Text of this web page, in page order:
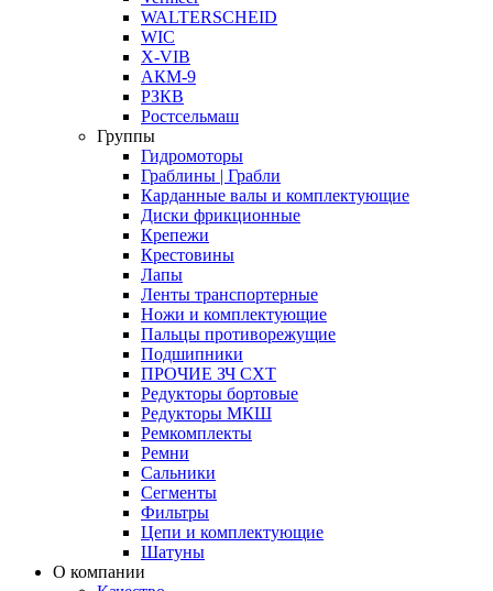
WALTERSCHEID
WIC
X-VIB
АКМ-9
РЗКВ
Ростсельмаш
Группы
Гидромоторы
Граблины | Грабли
Карданные валы и комплектующие
Диски фрикционные
Крепежи
Крестовины
Лапы
Ленты транспортерные
Ножи и комплектующие
Пальцы противорежущие
Подшипники
ПРОЧИЕ ЗЧ СХТ
Редукторы бортовые
Редукторы МКШ
Ремкомплекты
Ремни
Сальники
Сегменты
Фильтры
Цепи и комплектующие
Шатуны
О компании